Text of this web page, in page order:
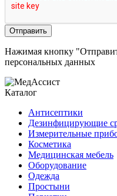
Нажимая кнопку
персональных данных
Каталог
Антисептики
Дезинфицирующие
Измерительные
Косметика
Медицинская мебель
Оборудование
Одежда
Простыни